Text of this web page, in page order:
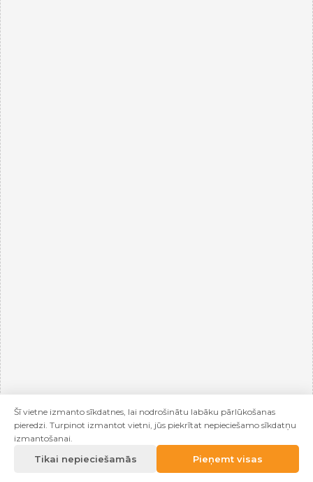
Šī vietne izmanto sīkdatnes, lai nodrošinātu labāku pārlūkošanas
pieredzi. Turpinot izmantot vietni, jūs piekrītat nepieciešamo sīkdatņu
izmantošanai.
Tikai nepieciešamās Pieņemt visas